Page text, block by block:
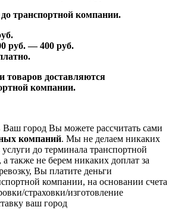
транспортной компании.
руб. —400 руб.
товаров доставляются
компании.
Ваш город Вы можете рассчитать сами
компаний. Мы не делаем никаких
до терминала транспортной
также не берем никаких доплат за
Вы платите деньги
компании, на основании счета
страховки/изготовление
ваш город